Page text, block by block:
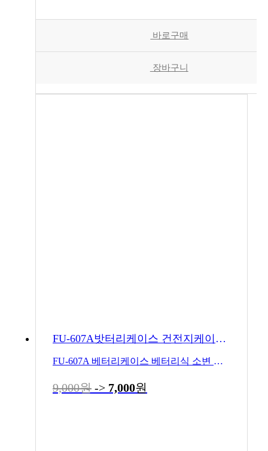
바로구매
장바구니
FU-607A밧터리케이스 건전지케이스 607
FU-607A 베터리케이스 베터리식 소변 감지기 부품
9,000원 -> 7,000원